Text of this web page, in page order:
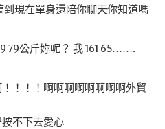
現在單身還陪你聊天你知道嗎
79公斤妳呢？ 我 161 65…….
！！！啊啊啊啊啊啊啊啊外貿
不下去愛心